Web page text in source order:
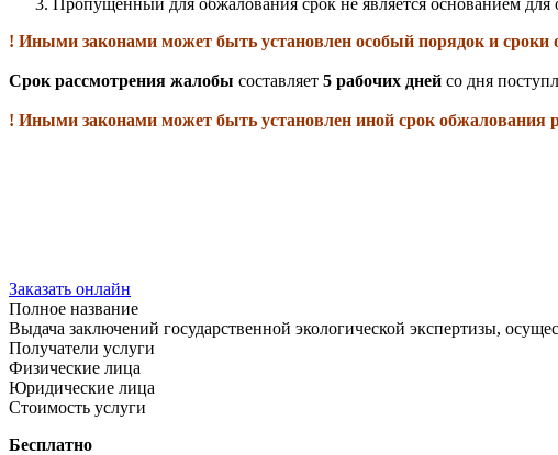
! Иными законами может быть установлен особый порядок и
Срок рассмотрения жалобы составляет 5 рабочих дней со дня
! Иными законами может быть установлен иной срок обжалования
Заказать онлайн
Полное название
Выдача заключений государственной экологической экспертизы,
Получатели услуги
Физические лица
Юридические лица
Стоимость услуги
Бесплатно